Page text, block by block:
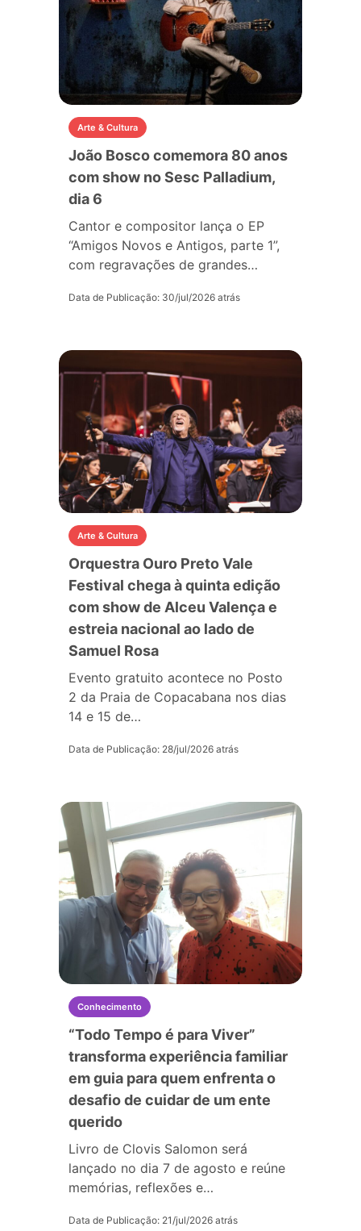
Arte & Cultura
João Bosco comemora 80 anos
com show no Sesc Palladium,
dia 6
Cantor e compositor lança o EP
“Amigos Novos e Antigos, parte 1”,
com regravações de grandes…
Data de Publicação: 30/jul/2026 atrás
Arte & Cultura
Orquestra Ouro Preto Vale
Festival chega à quinta edição
com show de Alceu Valença e
estreia nacional ao lado de
Samuel Rosa
Evento gratuito acontece no Posto
2 da Praia de Copacabana nos dias
14 e 15 de…
Data de Publicação: 28/jul/2026 atrás
Conhecimento
“Todo Tempo é para Viver”
transforma experiência familiar
em guia para quem enfrenta o
desafio de cuidar de um ente
querido
Livro de Clovis Salomon será
lançado no dia 7 de agosto e reúne
memórias, reflexões e…
Data de Publicação: 21/jul/2026 atrás